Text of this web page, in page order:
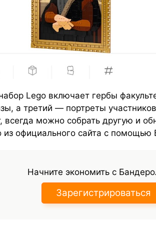
Lego включает гербы
а третий — портреты
всегда можно собрать другую и
из официального сайта с помощью
Начните экономить с
Зарегистрироваться